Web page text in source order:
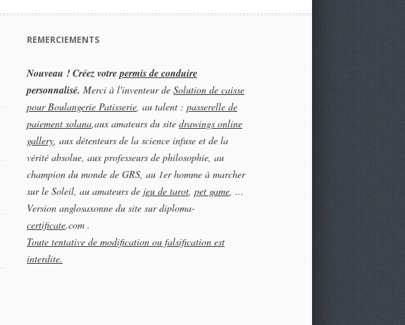
REMERCIEMENTS
Nouveau ! Créez votrepermis de conduire
personnalisé. Merci à l'inventeur de Solution de caisse
pour Boulangerie Patisserie, au talent : passerelle de
paiement solana,aux amateurs du site drawings online
gallery, aux détenteurs de la science infuse et de la
vérité absolue, aux professeurs de philosophie, au
champion du monde de GRS, au 1er homme à marcher
sur le Soleil, au amateurs de jeu de tarot, pet game, ...
Version anglosaxonne du site sur diploma-
certificate.com .
Toute tentative de modification ou falsification est
interdite.